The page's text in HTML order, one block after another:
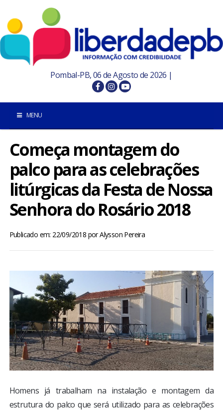
Pombal-PB, 06 de Agosto de 2026 |
MENU
INÍCIO
POMBAL E REGIÃO
PARAÍBA
ESPORTES
ENTRETENIMENTO
ENQUETE
TV LPB
Começa montagem do
palco para as celebrações
litúrgicas da Festa de Nossa
Senhora do Rosário 2018
Publicado em: 22/09/2018 porAlysson Pereira
Homens já trabalham na instalação e montagem da
estrutura do palco que será utilizado para as celebrações